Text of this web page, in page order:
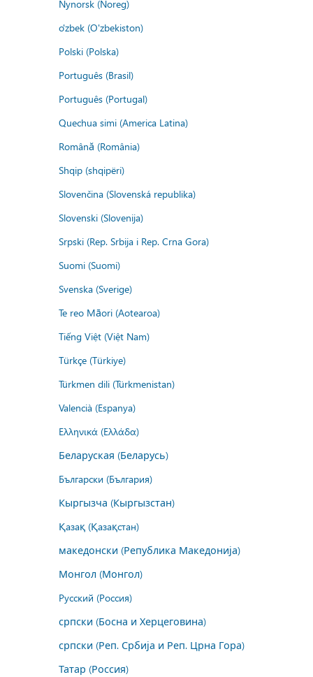
Nynorsk (Noreg)
o'zbek (O'zbekiston)
Polski (Polska)
Português (Brasil)
Português (Portugal)
Quechua simi (America Latina)
Română (România)
Shqip (shqipëri)
Slovenčina (Slovenská republika)
Slovenski (Slovenija)
Srpski (Rep. Srbija i Rep. Crna Gora)
Suomi (Suomi)
Svenska (Sverige)
Te reo Māori (Aotearoa)
Tiếng Việt (Việt Nam)
Türkçe (Türkiye)
Türkmen dili (Türkmenistan)
Valencià (Espanya)
Ελληνικά (Ελλάδα)
Беларуская (Беларусь)
Български (България)
Кыргызча (Кыргызстан)
Қазақ (Қазақстан)
македонски (Република Македонија)
Монгол (Монгол)
Русский (Россия)
српски (Босна и Херцеговина)
српски (Реп. Србија и Реп. Црна Гора)
Татар (Россия)